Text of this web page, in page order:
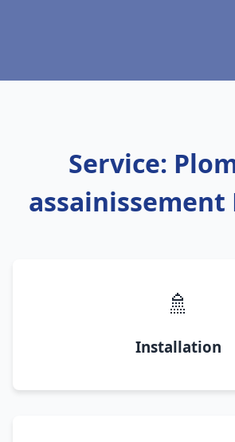
Service:
assainissement
🚿
Installation